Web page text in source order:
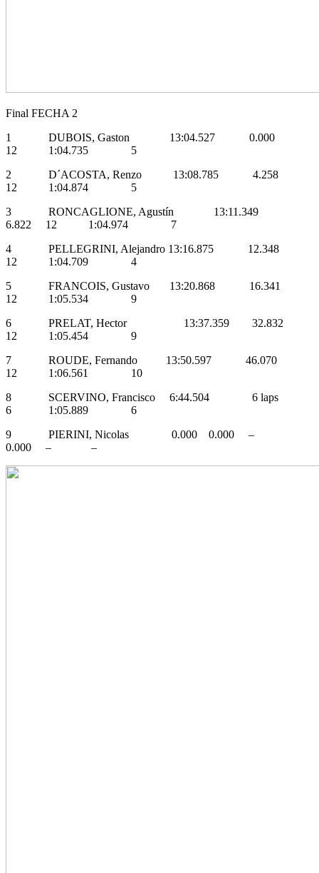
Final FECHA 2
1 DUBOIS, Gaston 13:04.527 0.000
12 1:04.735 5
2 D´ACOSTA, Renzo 13:08.785 4.258
12 1:04.874 5
3 RONCAGLIONE, Agustín 13:11.349
6.822 12 1:04.974 7
4 PELLEGRINI, Alejandro 13:16.875 12.348
12 1:04.709 4
5 FRANCOIS, Gustavo 13:20.868 16.341
12 1:05.534 9
6 PRELAT, Hector 13:37.359 32.832
12 1:05.454 9
7 ROUDE, Fernando 13:50.597 46.070
12 1:06.561 10
8 SCERVINO, Francisco 6:44.504 6 laps
6 1:05.889 6
9 PIERINI, Nicolas 0.000 0.000 –
0.000 – –